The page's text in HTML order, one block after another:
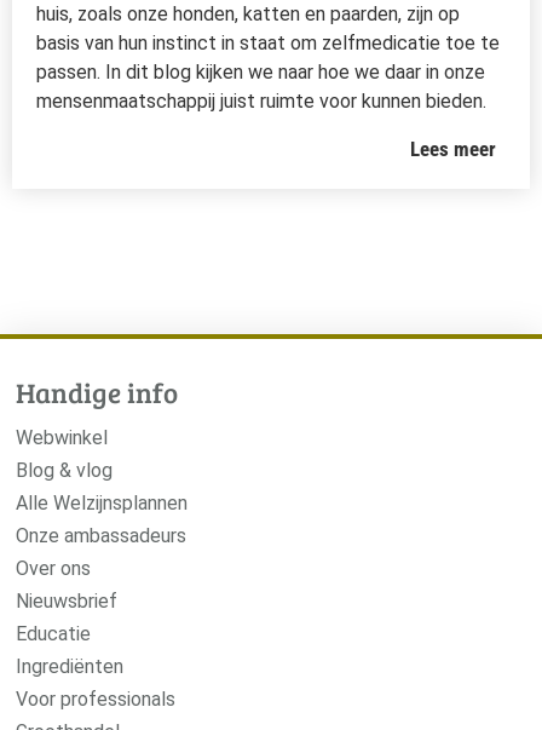
huis, zoals onze honden, katten en paarden, zijn op
basis van hun instinct in staat om zelfmedicatie toe te
passen. In dit blog kijken we naar hoe we daar in onze
mensenmaatschappij juist ruimte voor kunnen bieden.
Lees meer
Handige info
Webwinkel
Blog & vlog
Alle Welzijnsplannen
Onze ambassadeurs
Over ons
Nieuwsbrief
Educatie
Ingrediënten
Voor professionals